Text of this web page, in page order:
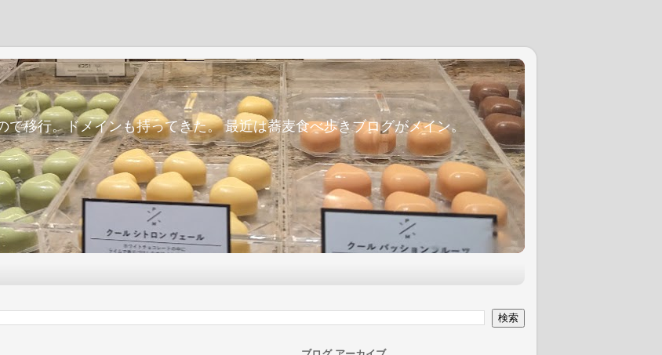
移行。ドメインも持ってきた。 最近は蕎麦食べ歩きブログがメイン。